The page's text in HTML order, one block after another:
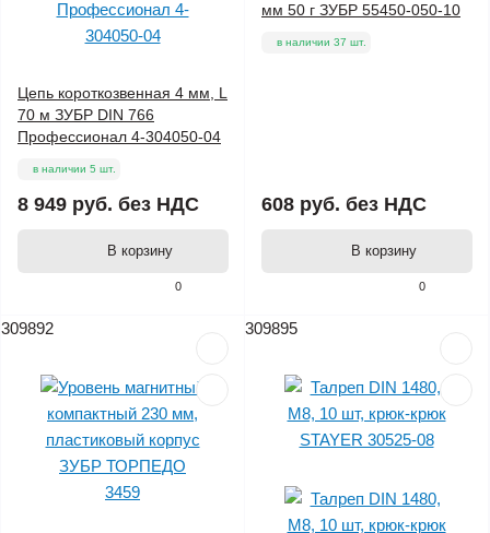
0
Цепь короткозвенная 4 мм, L
70 м ЗУБР DIN 766
Профессионал 4-304050-04
в наличии 5 шт.
8 949 руб. без НДС
В корзину
0
мм 50 г ЗУБР 55450-050-10
в наличии 37 шт.
608 руб. без НДС
В корзину
309892 309895